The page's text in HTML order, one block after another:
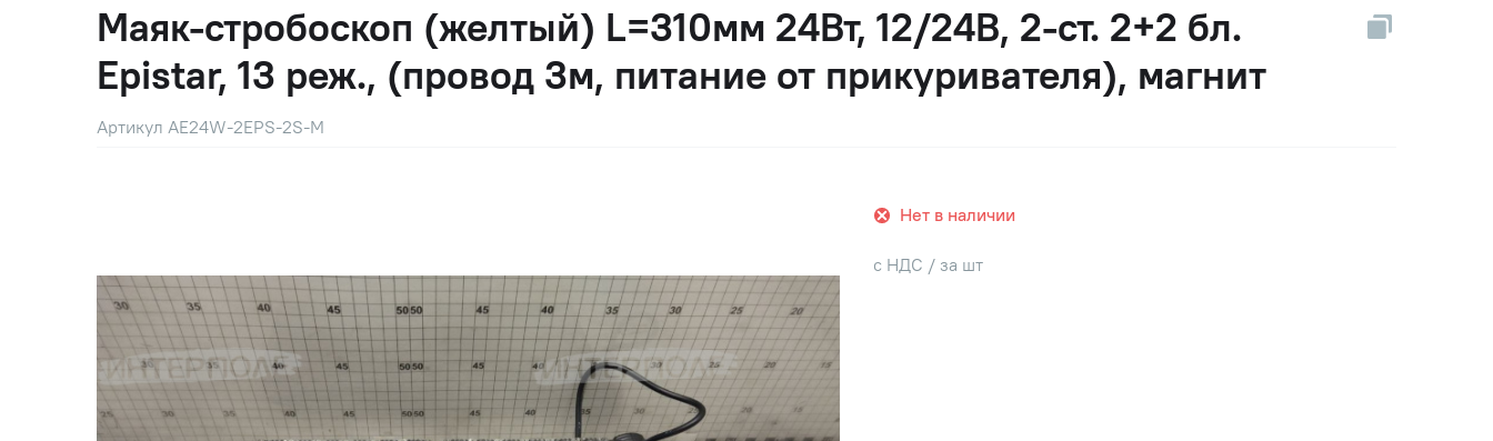
Маяк-стробоскоп (желтый) L=310мм 24Вт, 12/24В, 2-ст. 2+2 бл.
Epistar, 13 реж., (провод 3м, питание от прикуривателя), магнит
Артикул AE24W-2EPS-2S-M
Нет в наличии
с НДС / за шт